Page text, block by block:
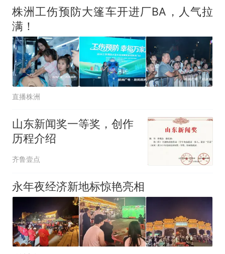
株洲工伤预防大篷车开进厂BA，人气拉
满！
直播株洲
山东新闻奖一等奖，创作
历程介绍
齐鲁壹点
永年夜经济新地标惊艳亮相